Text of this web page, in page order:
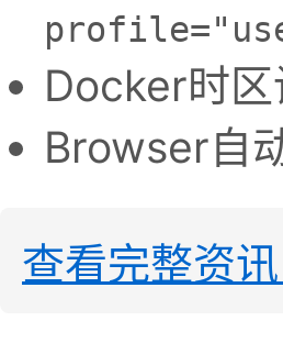
Docker时
Browser自
查看完整资